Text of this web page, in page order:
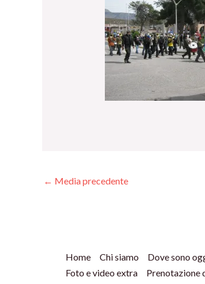
← Media precedente
Home Chi siamo Dove sono
Foto e video extra
Prenotazione